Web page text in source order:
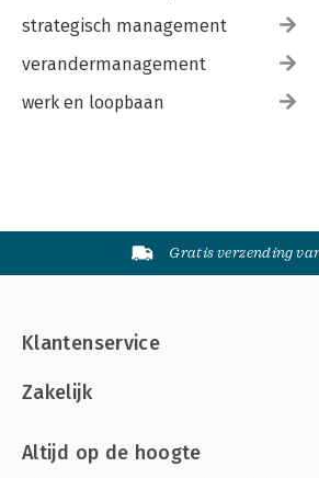
strategisch management
verandermanagement
werk en loopbaan
Gratis verzending
Klantenservice
Zakelijk
Altijd op de hoogte